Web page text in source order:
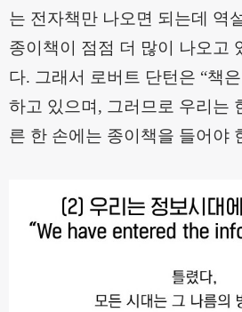
는 전자책만 나오면 되는데 역
종이책이 점점 더 많이 나오고
다. 그래서 로버트 단턴 은 “책
하고 있으며 , 그러므로 우리는
른 한 손에는 종이책을 들어야